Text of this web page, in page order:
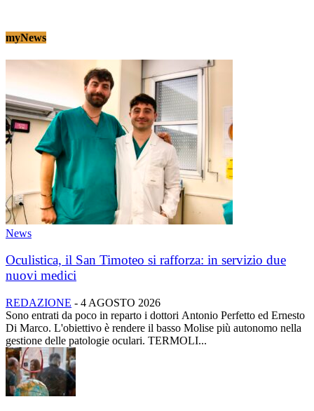
myNews
News
Oculistica, il San Timoteo si rafforza: in servizio due
nuovi medici
REDAZIONE - 4 AGOSTO 2026
Sono entrati da poco in reparto i dottori Antonio Perfetto ed Ernesto
Di Marco. L'obiettivo è rendere il basso Molise più autonomo nella
gestione delle patologie oculari. TERMOLI...